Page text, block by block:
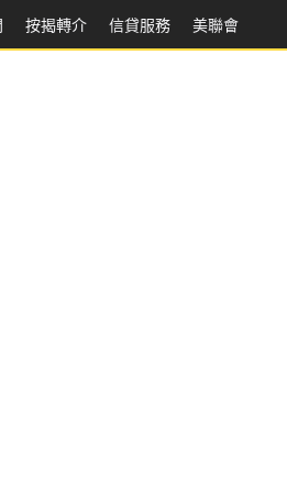
按揭轉介 信貸服務 美聯會